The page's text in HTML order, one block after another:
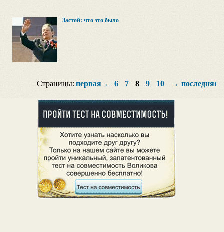
Застой: что это было
Страницы: первая ← 6 7 8 9 10 → последняя